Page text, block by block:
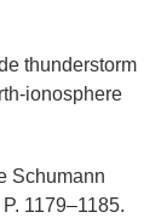
thunderstorm
ionosphere
Schumann
1179–1185.